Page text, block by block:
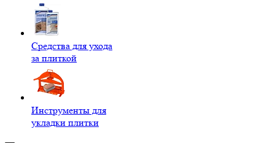
Средства для ухода
за плиткой
Инструменты для
укладки плитки